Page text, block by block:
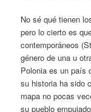
No sé qué tienen
pero lo cierto es
contemporáneos
género de una u
Polonia es un país
su historia ha sido
mapa no pocas
su pueblo